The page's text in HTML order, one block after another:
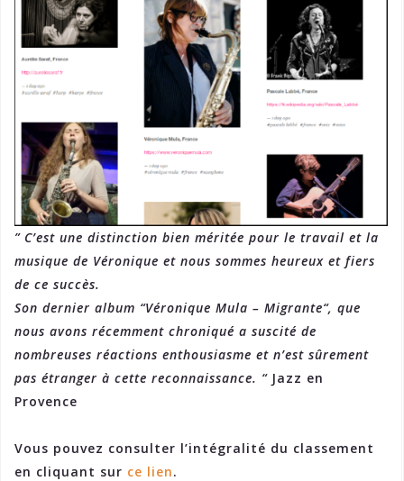
” C’est une distinction bien méritée pour le travail et la
musique de Véronique et nous sommes heureux et fiers
de ce succès.
Son dernier album “Véronique Mula – Migrante“, que
nous avons récemment chroniqué a suscité de
nombreuses réactions enthousiasme et n’est sûrement
pas étranger à cette reconnaissance. “ Jazz en
Provence
Vous pouvez consulter l’intégralité du classement
en cliquant sur ce lien.